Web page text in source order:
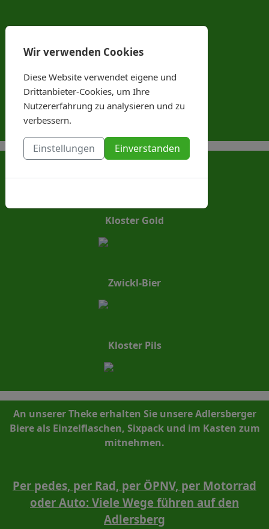
Bayerisch Dunkel
Franzis Adventsbock
Kloster Gold
Zwickl-Bier
Kloster Pils
An unserer Theke erhalten Sie unsere Adlersberger
Biere als Einzelflaschen, Sixpack und im Kasten zum
mitnehmen.
Per pedes, per Rad, per ÖPNV, per Motorrad
oder Auto: Viele Wege führen auf den
Adlersberg
Wir verwenden Cookies
Diese Website verwendet eigene und
Drittanbieter-Cookies, um Ihre
Nutzererfahrung zu analysieren und zu
verbessern.
Einstellungen Einverstanden